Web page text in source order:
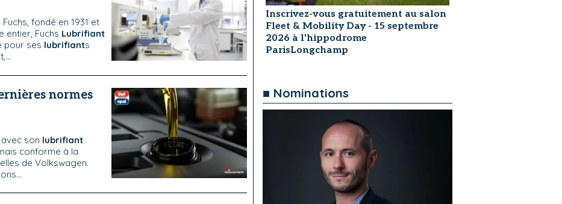
fondé en 1931 et
entier, Fuchs Lubrifiant
pour ses lubrifiants
normes
son lubrifiant
conforme à la
de Volkswagen.
Inscrivez-vous gratuitement au salon
Fleet & Mobility Day - 15 septembre
2026 à l'hippodrome
ParisLongchamp
■ Nominations